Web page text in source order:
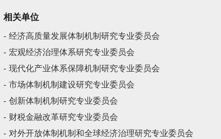
相关单位
- 经济高质量发展体制机制研究专业委员会
- 宏观经济治理体系研究专业委员会
- 现代化产业体系保障机制研究专业委员会
- 市场体制机制建设研究专业委员会
- 创新体制机制研究专业委员会
- 财税金融改革研究专业委员会
- 对外开放体制机制和全球经济治理研究专业委员会